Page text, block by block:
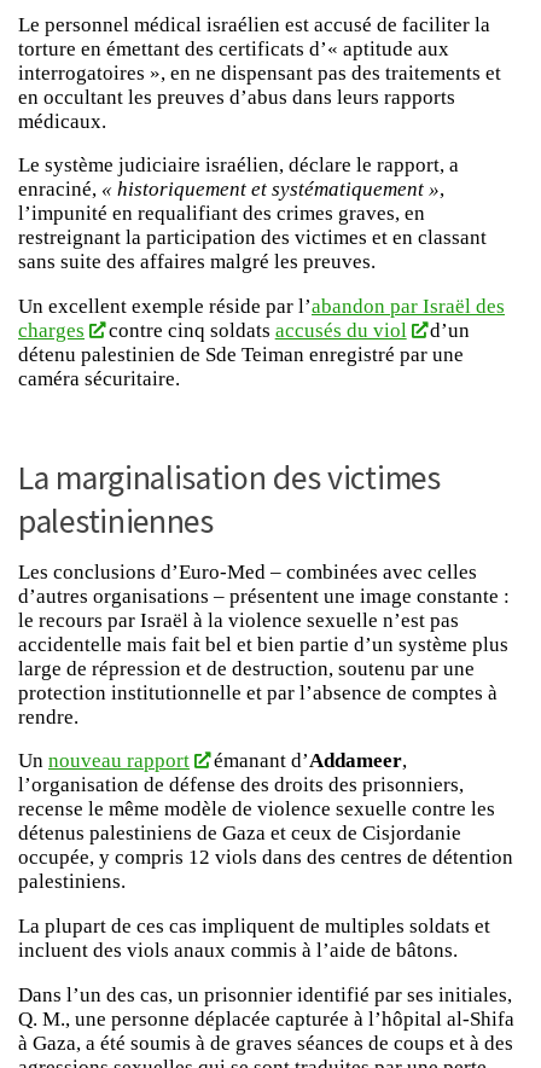
Le personnel médical israélien est accusé de faciliter la
torture en émettant des certificats d’« aptitude aux
interrogatoires », en ne dispensant pas des traitements et
en occultant les preuves d’abus dans leurs rapports
médicaux.
Le système judiciaire israélien, déclare le rapport, a
enraciné, « historiquement et systématiquement »,
l’impunité en requalifiant des crimes graves, en
restreignant la participation des victimes et en classant
sans suite des affaires malgré les preuves.
Un excellent exemple réside par l’abandon par Israël des
charges
contre cinq soldats accusés du viol
d’un
détenu palestinien de Sde Teiman enregistré par une
caméra sécuritaire.
La marginalisation des victimes
palestiniennes
Les conclusions d’Euro-Med – combinées avec celles
d’autres organisations – présentent une image constante :
le recours par Israël à la violence sexuelle n’est pas
accidentelle mais fait bel et bien partie d’un système plus
large de répression et de destruction, soutenu par une
protection institutionnelle et par l’absence de comptes à
rendre.
Un nouveau rapport émanant d’Addameer,
l’organisation de défense des droits des prisonniers,
recense le même modèle de violence sexuelle contre les
détenus palestiniens de Gaza et ceux de Cisjordanie
occupée, y compris 12 viols dans des centres de détention
palestiniens.
La plupart de ces cas impliquent de multiples soldats et
incluent des viols anaux commis à l’aide de bâtons.
Dans l’un des cas, un prisonnier identifié par ses initiales,
Q. M., une personne déplacée capturée à l’hôpital al-Shifa
à Gaza, a été soumis à de graves séances de coups et à des